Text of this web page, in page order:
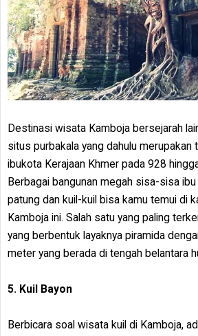
Destinasi wisata Kamboja bersejarah
situs purbakala yang dahulu merupakan
ibukota Kerajaan Khmer pada 928
Berbagai bangunan megah sisa-sisa
patung dan kuil-kuil bisa kamu temui di
Kamboja ini. Salah satu yang paling
yang berbentuk layaknya piramida
meter yang berada di tengah belantara
5. Kuil Bayon
Berbicara soal wisata kuil di Kamboja,